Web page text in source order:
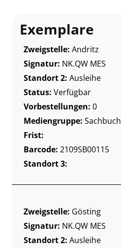
Exemplare
Zweigstelle: Andritz
Signatur: NK.QW MES
Standort 2: Ausleihe
Status: Verfügbar
Vorbestellungen: 0
Mediengruppe: Sachbuch
Frist:
Barcode: 2109SB00115
Standort 3:
Zweigstelle: Gösting
Signatur: NK.QW MES
Standort 2: Ausleihe